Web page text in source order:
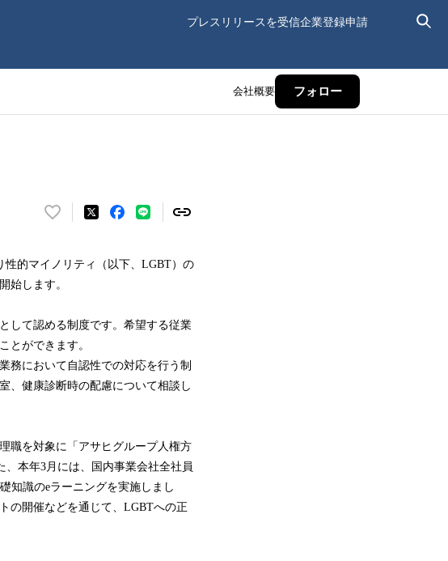
プレスリリースを受信企業登録申請
会社概要 フォロー
い
！
数
読
み
み
中
的マイノリティ（以下、LGBT）の
始します。
して認める制度です。希望する従業
とができます。
務において自認性での対応を行う制
、健康診断時の配慮について相談し
職を対象に「アサヒグループ人権方
本年3月には、国内事業会社全社員
知識のeラーニングを実施しまし
の開催などを通じて、LGBTへの正